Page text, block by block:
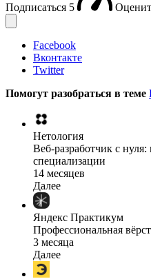
Подписаться 5
Facebook
Вконтакте
Twitter
Помогут разобраться в теме
Нетология
Веб-разработчик с
специализации
14 месяцев
Далее
Яндекс Практикум
Профессиональная
3 месяца
Далее